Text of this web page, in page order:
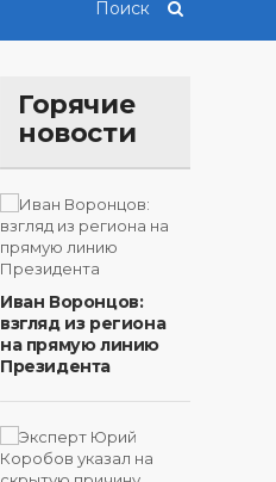
Горячие
новости
Иван Воронцов:
взгляд из региона
на прямую линию
Президента